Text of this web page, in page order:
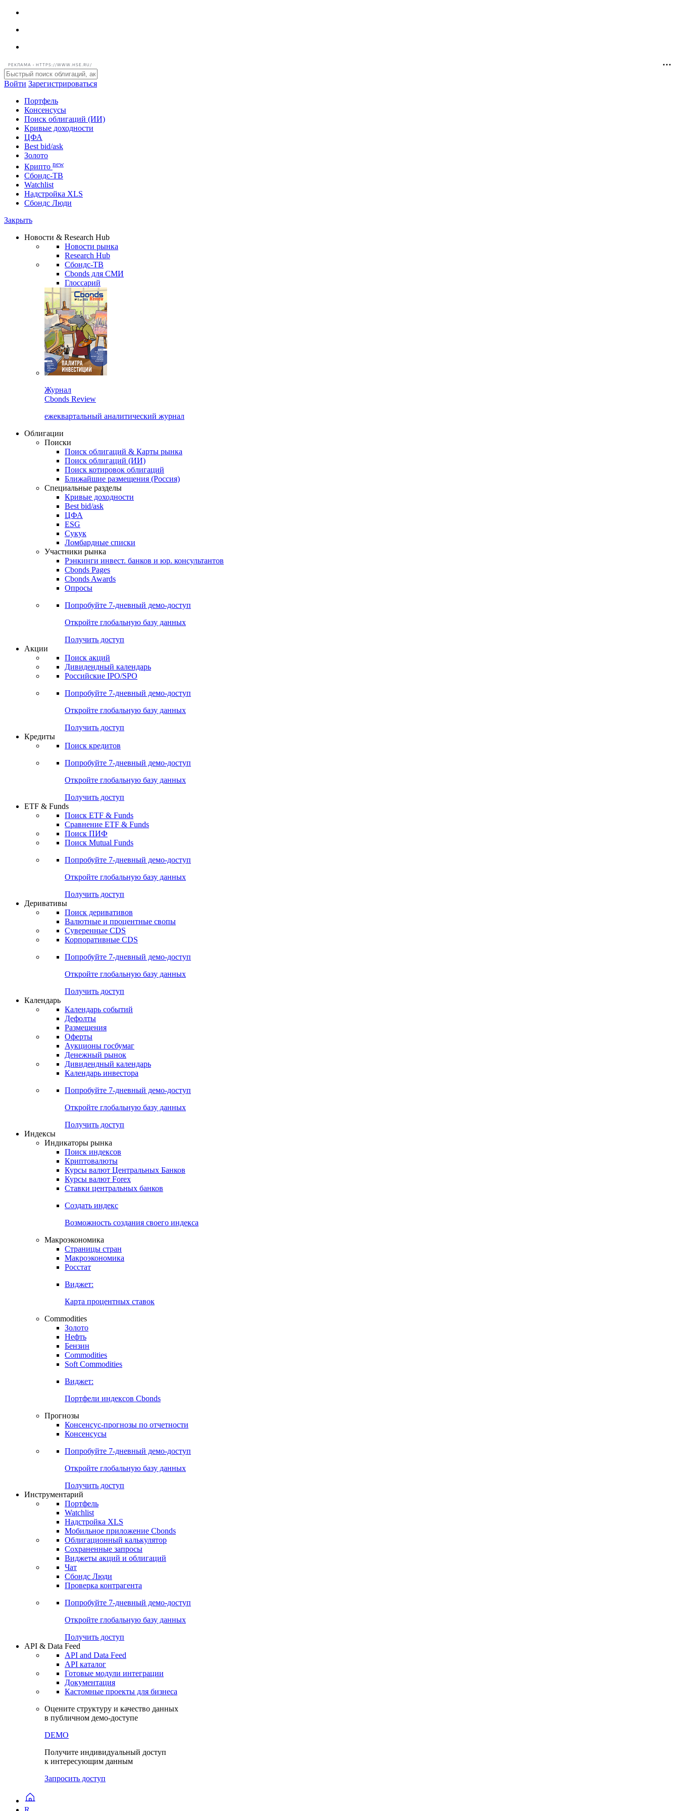
РЕКЛАМА • HTTPS://WWW.HSE.RU/
Войти Зарегистрироваться
Портфель
Консенсусы
Поиск облигаций (ИИ)
Кривые доходности
ЦФА
Best bid/ask
Золото
Криптоnew
Сбондс-ТВ
Надстройка XLS
Сбондс Люди
Новости & Research Hub
Новости рынка
Research Hub
Сбондс-ТВ
Cbonds для СМИ
Глоссарий
Журнал
Cbonds Review
ежеквартальный аналитический журнал
Облигации
Поиски
Поиск облигаций & Карты рынка
Поиск облигаций (ИИ)
Поиск котировок облигаций
Ближайшие размещения (Россия)
Специальные разделы
Кривые доходности
Best bid/ask
ЦФА
ESG
Сукук
Ломбардные списки
Участники рынка
Рэнкинги инвест. банков и юр. консультантов
Cbonds Pages
Cbonds Awards
Опросы
Попробуйте7-дневный
Откройте глобальную базу данных
Получить доступ
Акции
Поиск акций
Дивидендный календарь
Российские IPO/SPO
Попробуйте7-дневный
Откройте глобальную базу данных
Получить доступ
Кредиты
Поиск кредитов
Попробуйте7-дневный
Откройте глобальную базу данных
Получить доступ
ETF & Funds
Поиск ETF & Funds
Сравнение ETF & Funds
Поиск ПИФ
Поиск Mutual Funds
Попробуйте7-дневный
Откройте глобальную базу данных
Получить доступ
Деривативы
Поиск деривативов
Валютные и процентные свопы
Суверенные CDS
Корпоративные CDS
Попробуйте7-дневный
Откройте глобальную базу данных
Получить доступ
Календарь
Календарь событий
Дефолты
Размещения
Оферты
Аукционы госбумаг
Денежный рынок
Дивидендный календарь
Календарь инвестора
Попробуйте7-дневный
Получить доступ
Индикаторы рынка
Поиск индексов
Криптовалюты
Курсы валют Центральных Банков
Курсы валют Forex
Ставки центральных банков
Создать индекс
Возможность создания своего индекса
Макроэкономика
Страницы стран
Макроэкономика
Росстат
Виджет:
Карта процентных ставок
Commodities
Золото
Нефть
Бензин
Commodities
Soft Commodities
Виджет:
Портфели индексов Cbonds
Прогнозы
Консенсус-прогнозы по отчетности
Консенсусы
Попробуйте7-дневный
Откройте глобальную базу данных
Получить доступ
Инструментарий
Портфель
Watchlist
Надстройка XLS
Мобильное приложение Cbonds
Облигационный калькулятор
Сохраненные запросы
Виджеты акций и облигаций
Чат
Сбондс Люди
Проверка контрагента
Попробуйте7-дневный
Откройте глобальную базу данных
Получить доступ
API & Data Feed
API and Data Feed
API каталог
Документация
Кастомные проекты для бизнеса
Оцените структуру и качество данных
в публичном демо-доступе
DEMO
Получите индивидуальный доступ